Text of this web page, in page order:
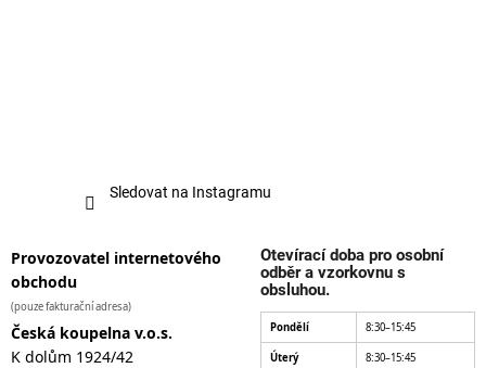
Sledovat na Instagramu
Provozovatel internetového
obchodu
(pouze fakturační adresa)
Česká koupelna v.o.s.
K dolům 1924/42
Otevírací doba pro osobní
odběr a vzorkovnu s
obsluhou.
Pondělí 8:30–15:45
Úterý 8:30–15:45